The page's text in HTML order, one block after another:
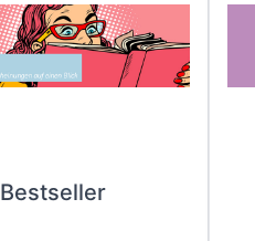
Bestseller